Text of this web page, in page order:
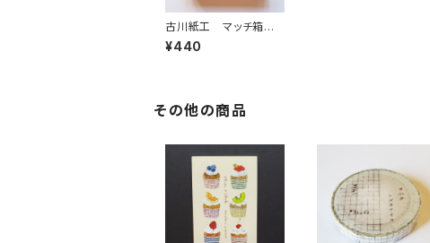
古川紙工 マッチ箱メ
モ レストランクマノ
メモ紙LM324
¥440
その他の商品